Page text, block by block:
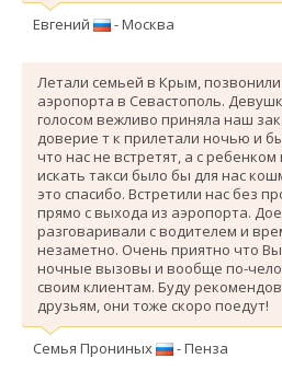
Евгений - Москва
Летали семьей в Крым, позвонили
аэропорта в Севастополь.
голосом вежливо приняла наш
доверие т к прилетали ночью и
что нас не встретят, а с
искать такси было бы для нас
это спасибо. Вcтретили нас без
прямо с выхода из аэропорта.
разговаривали с водителем и
незаметно. Очень приятно что
ночные вызовы и вообще по-
своим клиентам. Буду
друзьям, они тоже скоро поедут!
Семья Прониных - Пенза